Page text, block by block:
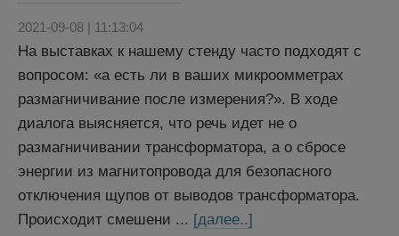
2021-09-08 | 11:13:04
На выставках к нашему стенду часто подходят с
вопросом: «а есть ли в ваших микроомметрах
размагничивание после измерения?». В ходе
диалога выясняется, что речь идет не о
размагничивании трансформатора, а о сбросе
энергии из магнитопровода для безопасного
отключения щупов от выводов трансформатора.
Происходит смешени ... [далее..]